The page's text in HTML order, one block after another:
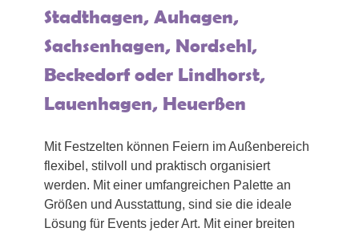
Stadthagen, Auhagen,
Sachsenhagen, Nordsehl,
Beckedorf oder Lindhorst,
Lauenhagen, Heuerßen
Mit Festzelten können Feiern im Außenbereich
flexibel, stilvoll und praktisch organisiert
werden. Mit einer umfangreichen Palette an
Größen und Ausstattung, sind sie die ideale
Lösung für Events jeder Art. Mit einer breiten